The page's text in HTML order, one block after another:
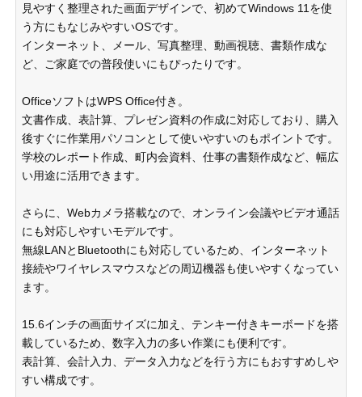
見やすく整理された画面デザインで、初めてWindows 11を使
う方にもなじみやすいOSです。
インターネット、メール、写真整理、動画視聴、書類作成な
ど、ご家庭での普段使いにもぴったりです。
OfficeソフトはWPS Office付き。
文書作成、表計算、プレゼン資料の作成に対応しており、購入
後すぐに作業用パソコンとして使いやすいのもポイントです。
学校のレポート作成、町内会資料、仕事の書類作成など、幅広
い用途に活用できます。
さらに、Webカメラ搭載なので、オンライン会議やビデオ通話
にも対応しやすいモデルです。
無線LANとBluetoothにも対応しているため、インターネット
接続やワイヤレスマウスなどの周辺機器も使いやすくなってい
ます。
15.6インチの画面サイズに加え、テンキー付きキーボードを搭
載しているため、数字入力の多い作業にも便利です。
表計算、会計入力、データ入力などを行う方にもおすすめしや
すい構成です。